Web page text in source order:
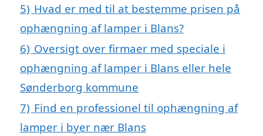
5) Hvad er med til at bestemme prisen på
ophængning af lamper i Blans?
6) Oversigt over firmaer med speciale i
ophængning af lamper i Blans eller hele
Sønderborg kommune
7) Find en professionel til ophængning af
lamper i byer nær Blans